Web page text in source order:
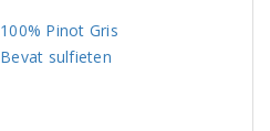
100% Pinot Gris
Bevat sulfieten